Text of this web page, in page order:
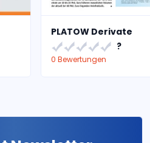
PLATOW Derivate
?
0 Bewertungen